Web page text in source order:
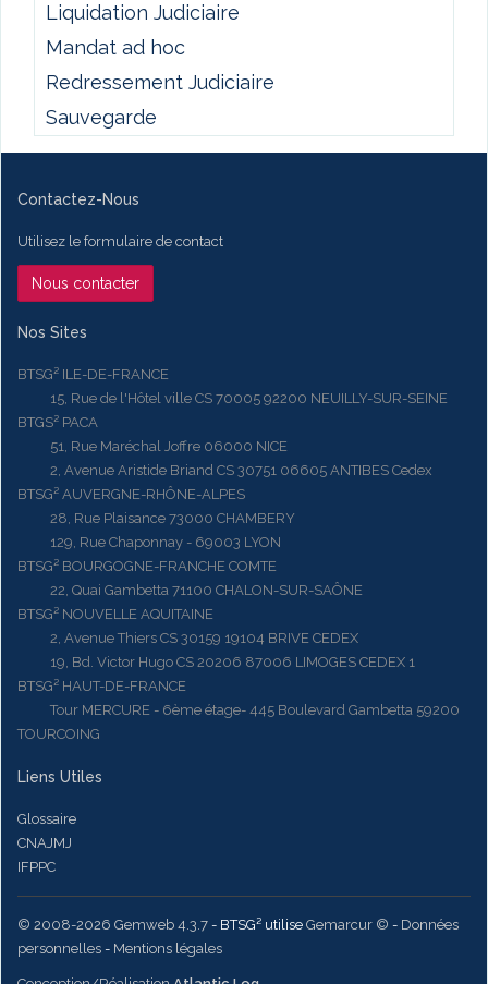
Liquidation Judiciaire
Mandat ad hoc
Redressement Judiciaire
Sauvegarde
Contactez-Nous
Utilisez le formulaire de contact
Nous contacter
Nos Sites
BTSG² ILE-DE-FRANCE
15, Rue de l'Hôtel ville CS 70005 92200 NEUILLY-SUR-SEINE
BTGS² PACA
51, Rue Maréchal Joffre 06000 NICE
2, Avenue Aristide Briand CS 30751 06605 ANTIBES Cedex
BTSG² AUVERGNE-RHÔNE-ALPES
28, Rue Plaisance 73000 CHAMBERY
129, Rue Chaponnay - 69003 LYON
BTSG² BOURGOGNE-FRANCHE COMTE
22, Quai Gambetta 71100 CHALON-SUR-SAÔNE
BTSG² NOUVELLE AQUITAINE
2, Avenue Thiers CS 30159 19104 BRIVE CEDEX
19, Bd. Victor Hugo CS 20206 87006 LIMOGES CEDEX 1
BTSG² HAUT-DE-FRANCE
Tour MERCURE - 6ème étage- 445 Boulevard Gambetta 59200
TOURCOING
Liens Utiles
Glossaire
CNAJMJ
IFPPC
© 2008-2026 Gemweb 4.3.7 - BTSG² utilise Gemarcur © - Données
personnelles - Mentions légales